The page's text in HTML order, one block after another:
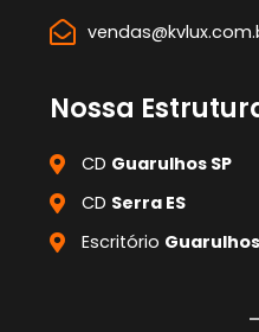
Nossa
CD Guarulhos SP
CD Serra ES
Escritório Guarulhos